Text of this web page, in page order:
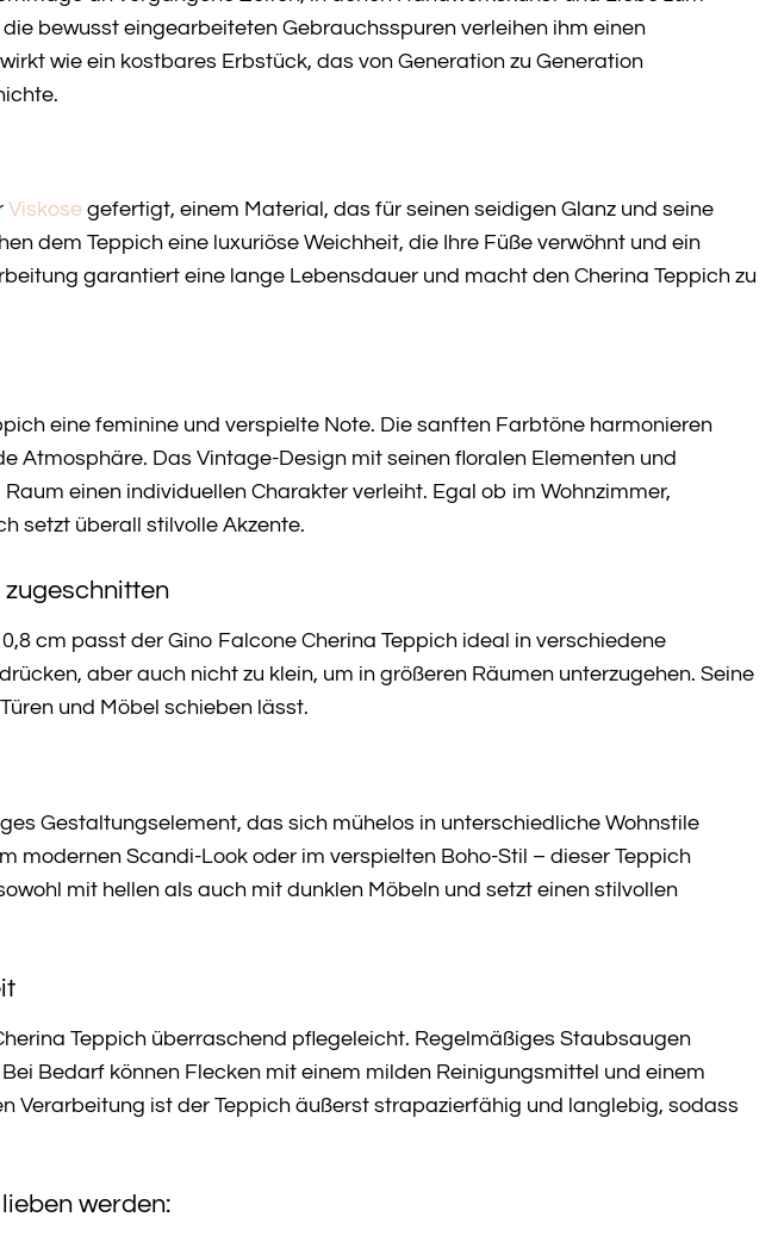
bewusst eingearbeiteten Gebrauchsspuren verleihen ihm einen
wie ein kostbares Erbstück, das von Generation zu Generation
Viskose gefertigt, einem Material, das für seinen seidigen Glanz und seine
dem Teppich eine luxuriöse Weichheit, die Ihre Füße verwöhnt und ein
garantiert eine lange Lebensdauer und macht den Cherina Teppich zu
eine feminine und verspielte Note. Die sanften Farbtöne harmonieren
Atmosphäre. Das Vintage-Design mit seinen floralen Elementen und
einen individuellen Charakter verleiht. Egal ob im Wohnzimmer,
setzt überall stilvolle Akzente.
zugeschnitten
cm passt der Gino Falcone Cherina Teppich ideal in verschiedene
aber auch nicht zu klein, um in größeren Räumen unterzugehen. Seine
und Möbel schieben lässt.
Gestaltungselement, das sich mühelos in unterschiedliche Wohnstile
modernen Scandi-Look oder im verspielten Boho-Stil – dieser Teppich
mit hellen als auch mit dunklen Möbeln und setzt einen stilvollen
Teppich überraschend pflegeleicht. Regelmäßiges Staubsaugen
Bedarf können Flecken mit einem milden Reinigungsmittel und einem
Verarbeitung ist der Teppich äußerst strapazierfähig und langlebig, sodass
werden: